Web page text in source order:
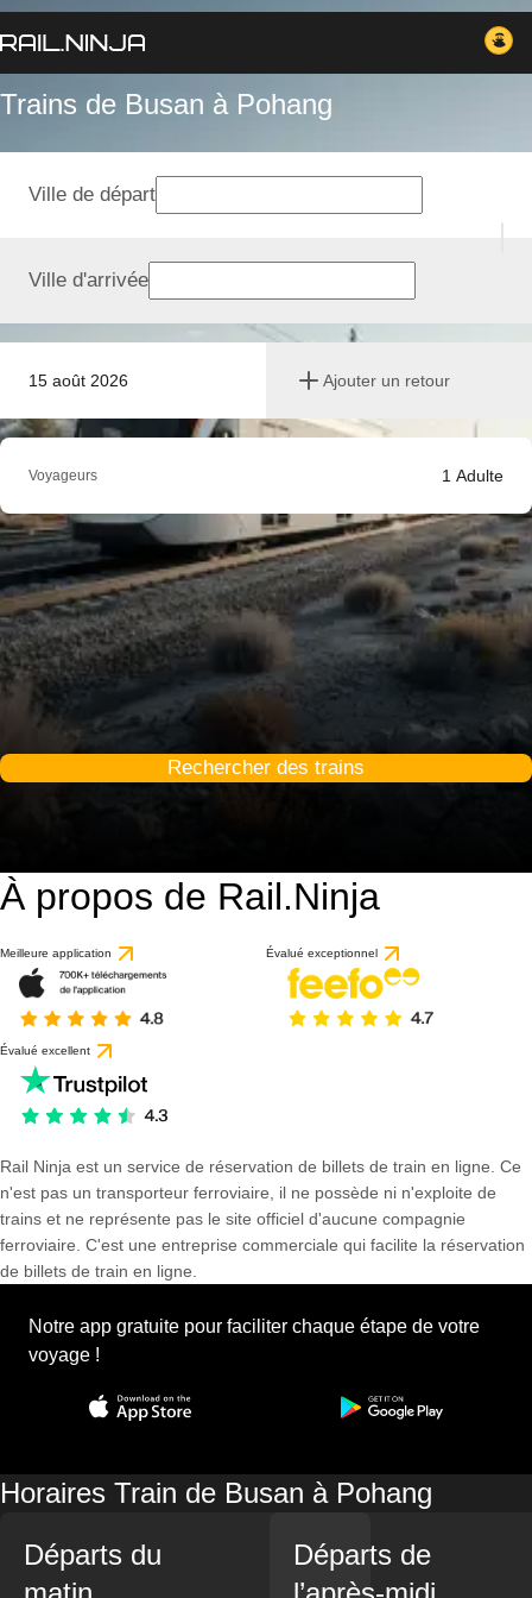
Trains de Busan à Pohang
15 août 2026 Ajouter un retour
Ville de départ
Ville d'arrivée
Voyageurs 1 Adulte
Rechercher des trains
À propos de Rail.Ninja
Meilleure application Évalué exceptionnel
Évalué excellent
Rail Ninja est un service de réservation de billets de train en ligne. Ce
n'est pas un transporteur ferroviaire, il ne possède ni n'exploite de
trains et ne représente pas le site officiel d'aucune compagnie
ferroviaire. C'est une entreprise commerciale qui facilite la réservation
de billets de train en ligne.
Notre app gratuite pour faciliter chaque étape de votre
voyage !
Horaires Train de Busan à Pohang
Départs du
Départs de